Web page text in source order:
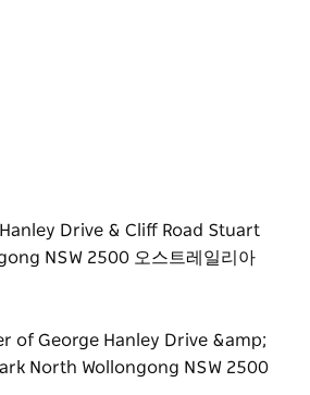
Drive & Cliff Road Stuart
NSW 2500 오스트레일리아